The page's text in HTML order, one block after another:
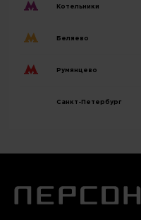
Котельники
Беляево
Румянцево
Санкт-Петербург